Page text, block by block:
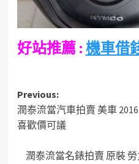
好站推薦 :機車借
Post
navigation
Previous:
潤泰流當汽車拍賣 美車
喜歡價可議
潤泰流當名錶拍賣 原裝 勞